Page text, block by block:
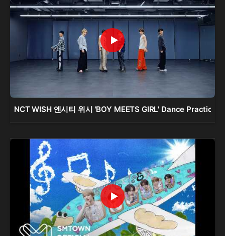
NCT WISH 엔시티 위시 'BOY MEETS GIRL' Dance Practice